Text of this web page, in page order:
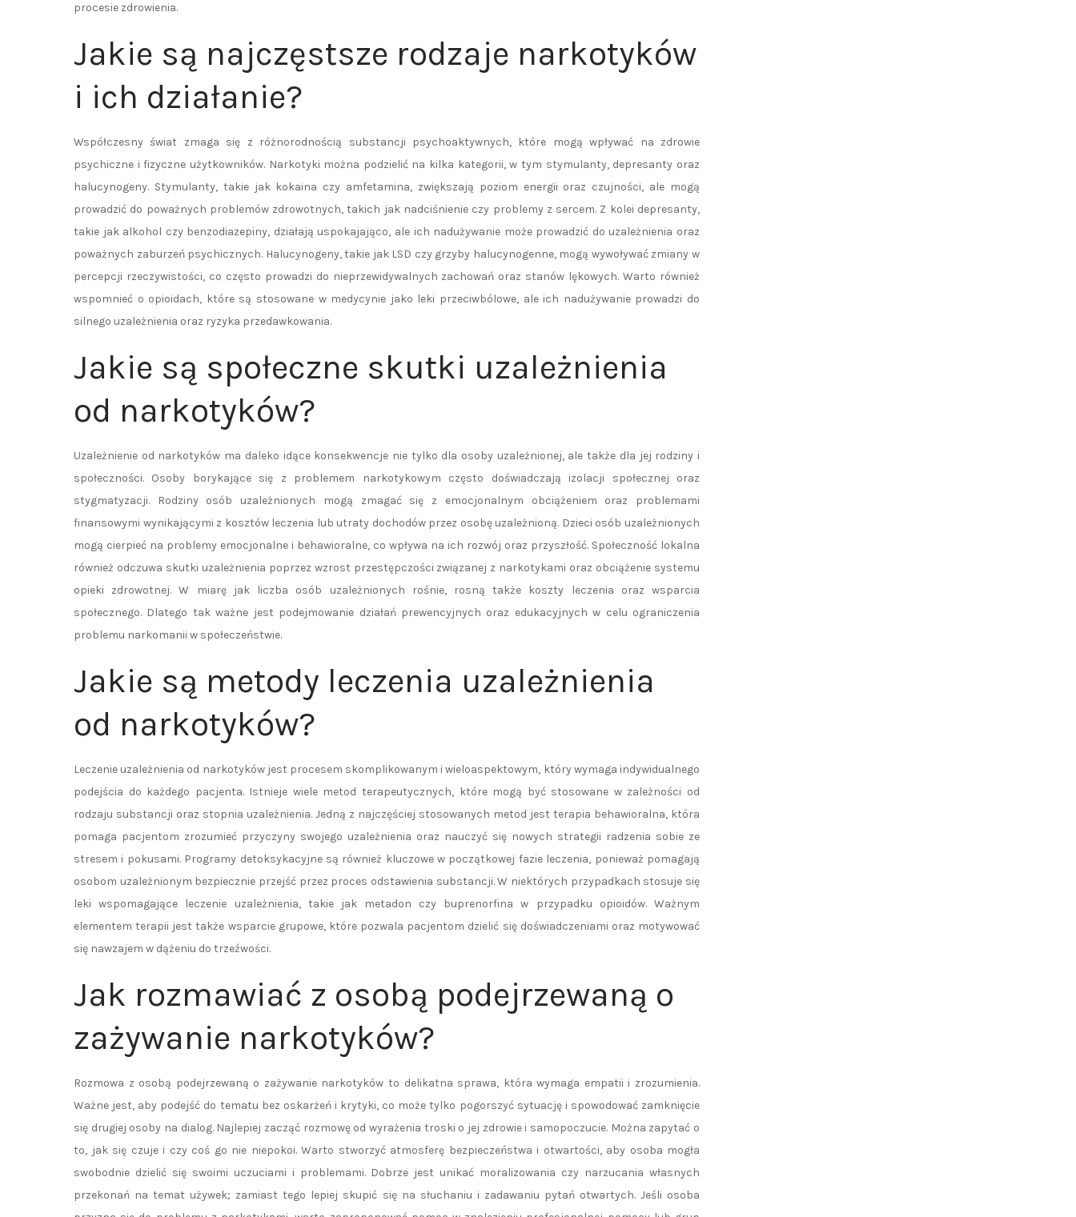
procesie zdrowienia.
Jakie są najczęstsze rodzaje narkotyków
i ich działanie?
Współczesny świat zmaga się z różnorodnością substancji psychoaktywnych, które mogą wpływać na zdrowie
psychiczne i fizyczne użytkowników. Narkotyki można podzielić na kilka kategorii, w tym stymulanty, depresanty oraz
halucynogeny. Stymulanty, takie jak kokaina czy amfetamina, zwiększają poziom energii oraz czujności, ale mogą
prowadzić do poważnych problemów zdrowotnych, takich jak nadciśnienie czy problemy z sercem. Z kolei depresanty,
takie jak alkohol czy benzodiazepiny, działają uspokajająco, ale ich nadużywanie może prowadzić do uzależnienia oraz
poważnych zaburzeń psychicznych. Halucynogeny, takie jak LSD czy grzyby halucynogenne, mogą wywoływać zmiany w
percepcji rzeczywistości, co często prowadzi do nieprzewidywalnych zachowań oraz stanów lękowych. Warto również
wspomnieć o opioidach, które są stosowane w medycynie jako leki przeciwbólowe, ale ich nadużywanie prowadzi do
silnego uzależnienia oraz ryzyka przedawkowania.
Jakie są społeczne skutki uzależnienia
od narkotyków?
Uzależnienie od narkotyków ma daleko idące konsekwencje nie tylko dla osoby uzależnionej, ale także dla jej rodziny i
społeczności. Osoby borykające się z problemem narkotykowym często doświadczają izolacji społecznej oraz
stygmatyzacji. Rodziny osób uzależnionych mogą zmagać się z emocjonalnym obciążeniem oraz problemami
finansowymi wynikającymi z kosztów leczenia lub utraty dochodów przez osobę uzależnioną. Dzieci osób uzależnionych
mogą cierpieć na problemy emocjonalne i behawioralne, co wpływa na ich rozwój oraz przyszłość. Społeczność lokalna
również odczuwa skutki uzależnienia poprzez wzrost przestępczości związanej z narkotykami oraz obciążenie systemu
opieki zdrowotnej. W miarę jak liczba osób uzależnionych rośnie, rosną także koszty leczenia oraz wsparcia
społecznego. Dlatego tak ważne jest podejmowanie działań prewencyjnych oraz edukacyjnych w celu ograniczenia
problemu narkomanii w społeczeństwie.
Jakie są metody leczenia uzależnienia
od narkotyków?
Leczenie uzależnienia od narkotyków jest procesem skomplikowanym i wieloaspektowym, który wymaga indywidualnego
podejścia do każdego pacjenta. Istnieje wiele metod terapeutycznych, które mogą być stosowane w zależności od
rodzaju substancji oraz stopnia uzależnienia. Jedną z najczęściej stosowanych metod jest terapia behawioralna, która
pomaga pacjentom zrozumieć przyczyny swojego uzależnienia oraz nauczyć się nowych strategii radzenia sobie ze
stresem i pokusami. Programy detoksykacyjne są również kluczowe w początkowej fazie leczenia, ponieważ pomagają
osobom uzależnionym bezpiecznie przejść przez proces odstawienia substancji. W niektórych przypadkach stosuje się
leki wspomagające leczenie uzależnienia, takie jak metadon czy buprenorfina w przypadku opioidów. Ważnym
elementem terapii jest także wsparcie grupowe, które pozwala pacjentom dzielić się doświadczeniami oraz motywować
się nawzajem w dążeniu do trzeźwości.
Jak rozmawiać z osobą podejrzewaną o
zażywanie narkotyków?
Rozmowa z osobą podejrzewaną o zażywanie narkotyków to delikatna sprawa, która wymaga empatii i zrozumienia.
Ważne jest, aby podejść do tematu bez oskarżeń i krytyki, co może tylko pogorszyć sytuację i spowodować zamknięcie
się drugiej osoby na dialog. Najlepiej zacząć rozmowę od wyrażenia troski o jej zdrowie i samopoczucie. Można zapytać o
to, jak się czuje i czy coś go nie niepokoi. Warto stworzyć atmosferę bezpieczeństwa i otwartości, aby osoba mogła
swobodnie dzielić się swoimi uczuciami i problemami. Dobrze jest unikać moralizowania czy narzucania własnych
przekonań na temat używek; zamiast tego lepiej skupić się na słuchaniu i zadawaniu pytań otwartych. Jeśli osoba